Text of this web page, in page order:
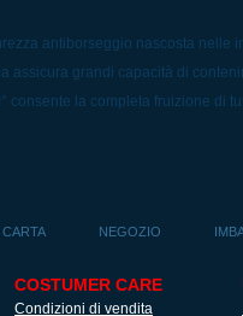
antiborseggio nascosta nelle
assicura grandi capacità di
consente la completa fruizione di
NEGOZIO
COSTUMER CARE
Condizioni di vendita